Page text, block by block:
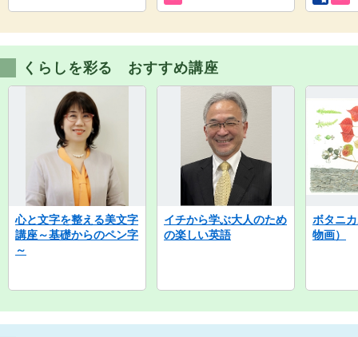
くらしを彩る おすすめ講座
心と文字を整える美文字
講座～基礎からのペン字
～
イチから学ぶ大人のため
の楽しい英語
ボタニ
物画）